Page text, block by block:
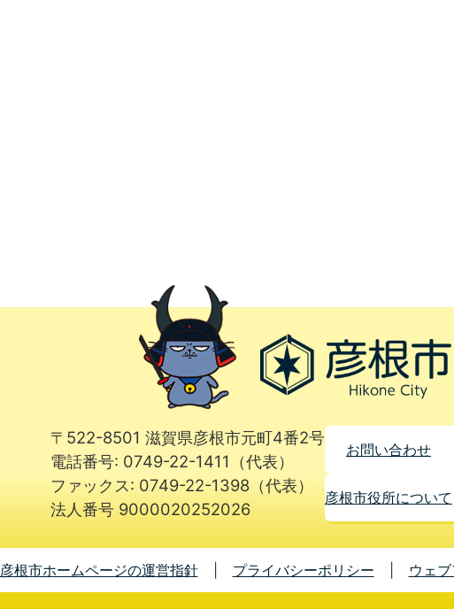
〒522-8501 滋賀県彦根市元町4番2号
電話番号: 0749-22-1411（代表）
ファックス: 0749-22-1398（代表）
法人番号 9000020252026
お問い合わせ
彦根市役所について
彦根市ホームページの運営指針 プライバシーポリシー ウェ